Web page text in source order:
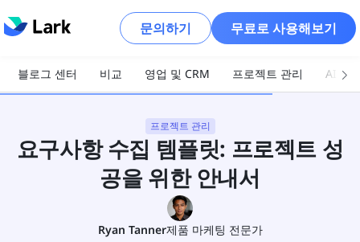
문의하기 무료로 사용해보기
블로그 센터 비교 영업 및 CRM 프로젝트 관리 AI 및
프로젝트 관리
요구사항 수집 템플릿: 프로젝트 성
공을 위한 안내서
Ryan Tanner제품 마케팅 전문가